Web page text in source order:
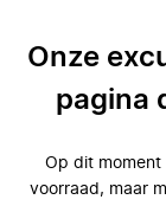
Onze
pagina
Op dit
voorraad, maar